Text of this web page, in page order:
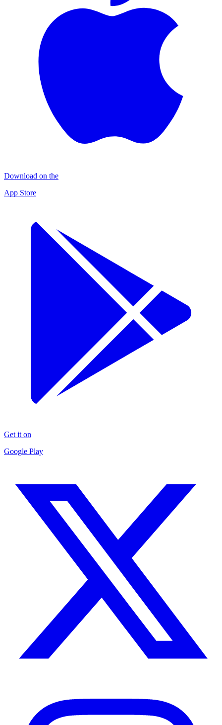
Download on the
App Store
Get it on
Google Play